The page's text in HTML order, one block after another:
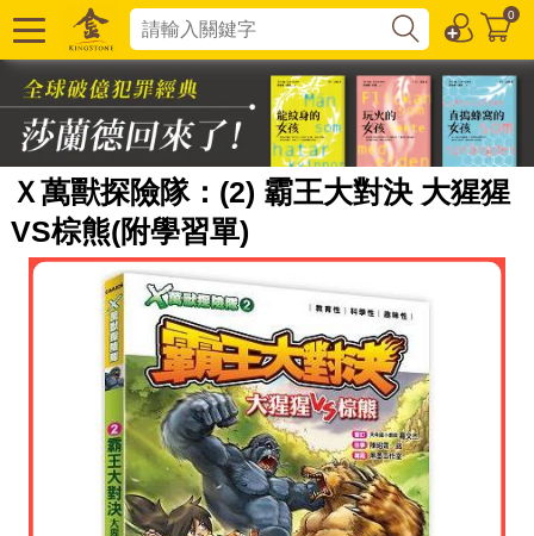
0
Ｘ萬獸探險隊：(2) 霸王大對決 大猩猩
VS棕熊(附學習單)